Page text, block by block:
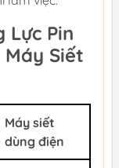
Lực Pin
Máy Siết
Máy siết
dùng điện